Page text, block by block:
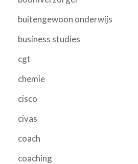
buitengewoon onderwijs
business studies
cgt
chemie
cisco
civas
coach
coaching